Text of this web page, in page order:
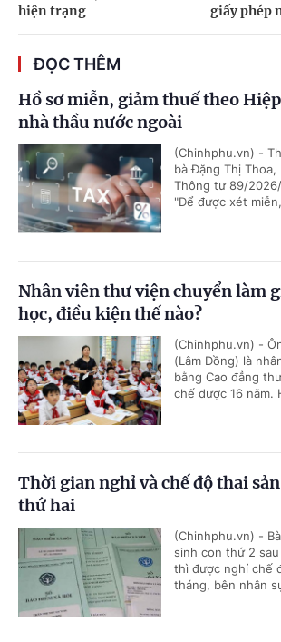
hiện trạng
giấy phép
ĐỌC THÊM
Hồ sơ miễn, giảm thuế theo
nhà thầu nước ngoài
(Chinhphu.vn) -
bà Đặng Thị
Thông tư 89/
"Để được xét
Nhân viên thư viện chuyển làm
học, điều kiện thế nào?
(Chinhphu.vn) -
(Lâm Đồng) là
bằng Cao đẳng
chế được 16 năm.
Thời gian nghỉ và chế độ thai
thứ hai
(Chinhphu.vn) -
sinh con thứ 2
thì được nghỉ chế
tháng, bên nhân